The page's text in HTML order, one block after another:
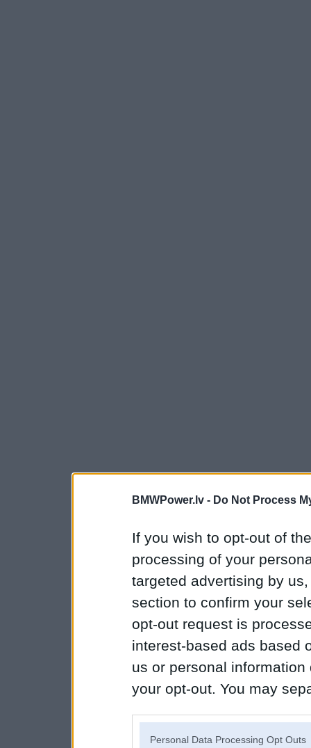
BMWPower.lv - Do Not Process
If you wish to opt-out of
processing of your
targeted advertising by
section to confirm your
opt-out request is
interest-based ads based
us or personal
your opt-out. You may
Personal Data Processing Opt Outs